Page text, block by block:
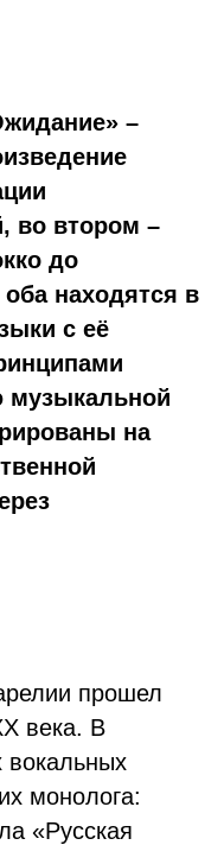
–
во втором –
до
находятся в
с её
музыкальной
на
прошел
века. В
монолога:
«Русская